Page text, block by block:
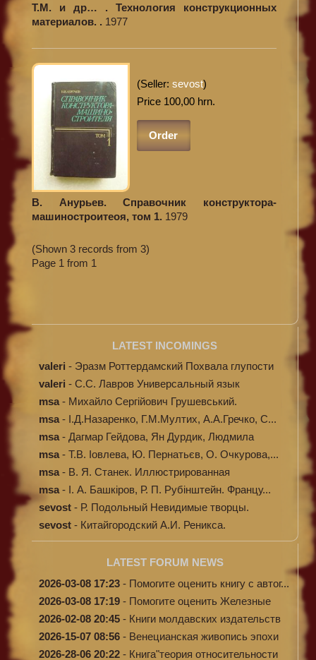
Т.М. и др… . Технология конструкционных
материалов. . 1977
(Seller: sevost)
Price 100,00 hrn.
Order
В. Анурьев. Справочник конструктора-
машиностроитеоя, том 1. 1979
(Shown 3 records from 3)
Page 1 from 1
LATEST INCOMINGS
valeri - Эразм Роттердамский Похвала глупости
valeri - C.С. Лавров Универсальный язык
программи...
msa - Михайло Сергійович Грушевський.
Ілюстров...
msa - І.Д.Назаренко, Г.М.Мултих, А.А.Гречко, С...
msa - Дагмар Гейдова, Ян Дурдик, Людмила
Кибал...
msa - Т.В. Іовлева, Ю. Пернатьєв, О. Очкурова,...
msa - В. Я. Станек. Иллюстрированная
энциклопе...
msa - І. А. Башкіров, Р. П. Рубінштейн. Францу...
sevost - Р. Подольный Невидимые творцы.
sevost - Китайгородский А.И. Реникса.
LATEST FORUM NEWS
2026-03-08 17:23 - Помогите оценить книгу с автог...
2026-03-08 17:19 - Помогите оценить Железные
доро...
2026-02-08 20:45 - Книги молдавских издательств
2026-15-07 08:56 - Венецианская живопись эпохи
Во...
2026-28-06 20:22 - Книга"теория относительности